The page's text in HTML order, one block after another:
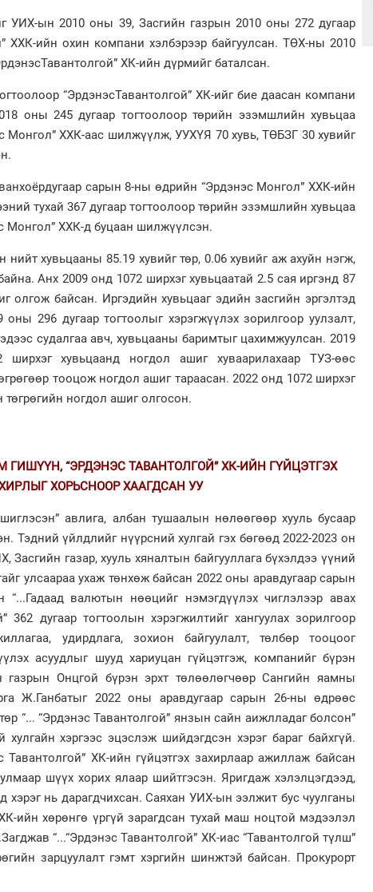
УИХ-ын 2010 оны 39, Засгийн газрын 2010 оны 272 дугаар
ХХК-ийн охин компани хэлбэрээр байгуулсан. ТӨХ-ны 2010
ХК-ийн дүрмийг баталсан.
“ЭрдэнэсТавантолгой” ХК-ийг бие даасан компани
оны 245 дугаар тогтоолоор төрийн эзэмшлийн хувьцаа
Монгол” ХХК-аас шилжүүлж, УУХҮЯ 70 хувь, ТӨБЗГ 30 хувийг
сарын 8-ны өдрийн “Эрдэнэс Монгол” ХХК-ийн
тухай 367 дугаар тогтоолоор төрийн эзэмшлийн хувьцаа
Монгол” ХХК-д буцаан шилжүүлсэн.
нийт хувьцааны 85.19 хувийг төр, 0.06 хувийг аж ахуйн нэгж,
Анх 2009 онд 1072 ширхэг хувьцаатай 2.5 сая иргэнд 87
олгож байсан. Иргэдийн хувьцааг эдийн засгийн эргэлтэд
оны 296 дугаар тогтоолыг хэрэгжүүлэх зорилгоор уулзалт,
судалгаа авч, хувьцааны баримтыг цахимжуулсан. 2019
хувьцаанд ногдол ашиг хуваарилахаар ТУЗ-өөс
тооцож ногдол ашиг тараасан. 2022 онд 1072 ширхэг
төгрөгийн ногдол ашиг олгосон.
ГИШҮҮН, “ЭРДЭНЭС ТАВАНТОЛГОЙ” ХК-ИЙН ГҮЙЦЭТГЭХ
ХОРЬСНООР ХААГДСАН УУ
авлига, албан тушаалын нөлөөгөөр хууль бусаар
Тэдний үйлдлийг нүүрсний хулгай гэх бөгөөд 2022-2023 он
газар, хууль хяналтын байгууллага бүхэлдээ үүний
улсаараа ухаж төнхөж байсан 2022 оны аравдугаар сарын
“...Гадаад валютын нөөцийг нэмэгдүүлэх чиглэлээр авах
362 дугаар тогтоолын хэрэгжилтийг хангуулах зорилгоор
удирдлага, зохион байгуулалт, төлбөр тооцоог
асуудлыг шууд хариуцан гүйцэтгэж, компанийг бүрэн
газрын Онцгой бүрэн эрхт төлөөлөгчөөр Сангийн яамны
Ж.Ганбатыг 2022 оны аравдугаар сарын 26-ны өдрөөс
“... “Эрдэнэс Тавантолгой” янзын сайн аижлладаг болсон”
хэргээс эцэслэж шийдэгдсэн хэрэг бараг байхгүй.
ХК-ийн гүйцэтгэх захирлаар ажиллаж байсан
шүүх хорих ялаар шийтгэсэн. Яригдаж хэлэлцэгдээд,
хэрэг нь дарагдчихсан. Саяхан УИХ-ын ээлжит бус чуулганы
ийн хөрөнгө үргүй зарагдсан тухай маш ноцтой мэдээлэл
“...“Эрдэнэс Тавантолгой” ХК-иас “Тавантолгой түлш”
зарцуулалт гэмт хэргийн шинжтэй байсан. Прокурорт